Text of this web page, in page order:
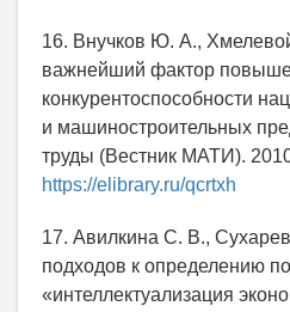
16. Внучков Ю. А.,
важнейший фактор
конкурентоспособности
и машиностроительных
труды (Вестник МАТИ).
https://elibrary.ru/qcrtxh
17. Авилкина С. В.,
подходов к определению
«интеллектуализация